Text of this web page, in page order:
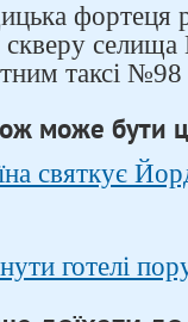
фортеця
скверу
таксі
може бути
святкує
готелі